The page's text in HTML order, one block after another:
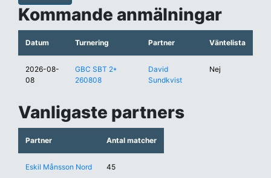
Kommande anmälningar
Datum Turnering Partner Väntelista
2026-08-
08
GBC SBT 2*
260808
David
Sundkvist
Nej
Vanligaste partners
Partner Antal matcher
Eskil Månsson Nord 45